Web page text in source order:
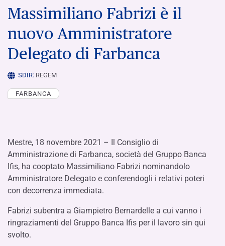
Massimiliano Fabrizi è il
nuovo Amministratore
Delegato di Farbanca
SDIR: REGEM
FARBANCA
Mestre, 18 novembre 2021 – Il Consiglio di
Amministrazione di Farbanca, società del Gruppo Banca
Ifis, ha cooptato Massimiliano Fabrizi nominandolo
Amministratore Delegato e conferendogli i relativi poteri
con decorrenza immediata.
Fabrizi subentra a Giampietro Bernardelle a cui vanno i
ringraziamenti del Gruppo Banca Ifis per il lavoro sin qui
svolto.